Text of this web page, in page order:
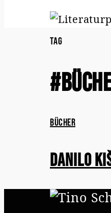
Tag
Bücher
Danilo